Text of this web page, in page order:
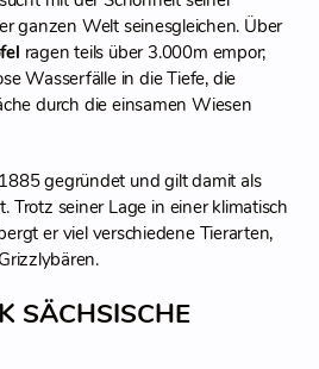
ganzen Welt seinesgleichen. Über
ragen teils über 3.000m empor;
Wasserfälle in die Tiefe, die
durch die einsamen Wiesen
gegründet und gilt damit als
Trotz seiner Lage in einer klimatisch
er viel verschiedene Tierarten,
SÄCHSISCHE